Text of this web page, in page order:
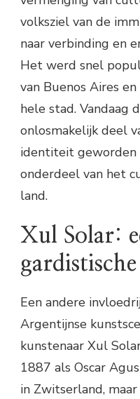
volksziel van de
naar verbinding en
Het werd snel
van Buenos Aires
hele stad. Vandaag
onlosmakelijk deel
identiteit geworden
onderdeel van het
land.
Xul Solar:
Een andere
Argentijnse
kunstenaar Xul
1887 als Oscar
in Zwitserland,